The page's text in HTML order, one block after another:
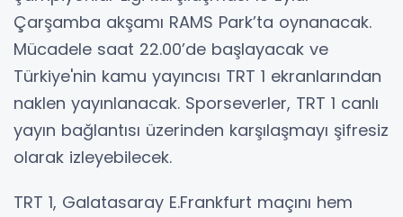
Çarşamba akşamı RAMS Park’ta oynanacak.
Mücadele saat 22.00’de başlayacak ve
Türkiye'nin kamu yayıncısı TRT 1 ekranlarından
naklen yayınlanacak. Sporseverler, TRT 1 canlı
yayın bağlantısı üzerinden karşılaşmayı şifresiz
olarak izleyebilecek.
TRT 1, Galatasaray E.Frankfurt maçını hem